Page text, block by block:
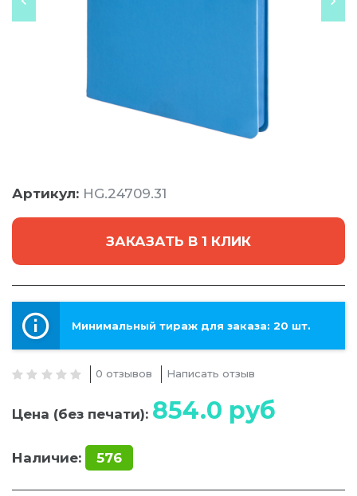
Артикул: HG.24709.31
ЗАКАЗАТЬ В 1 КЛИК
Минимальный тираж для заказа: 20 шт.
0 отзывов Написать отзыв
Цена (без печати): 854.0 руб
Наличие: 576